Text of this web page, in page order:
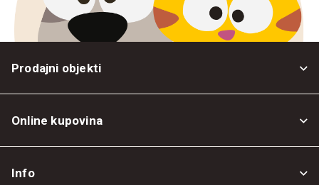
Prodajni objekti
Online kupovina
Info